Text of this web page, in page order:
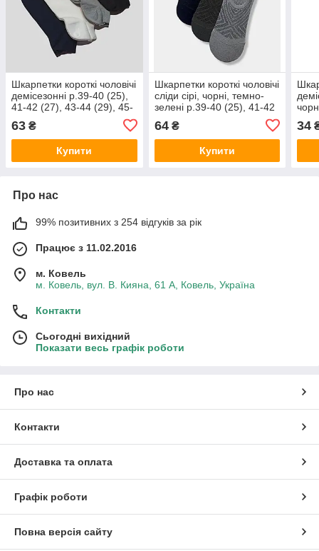
Шкарпетки короткі чоловічі
демісезонні р.39-40 (25),
41-42 (27), 43-44 (29), 45-
чорні Twinsocks
63 ₴
Купити
Шкарпетки короткі чоловічі
сліди сірі, чорні, темно-
зелені р.39-40 (25), 41-42
(27), 43-44 (29) Twinsocks
64₴
Купити
34
Про нас
99% позитивних з 254 відгуків за рік
Працює з 11.02.2016
м. Ковель
м. Ковель, вул. В. Кияна, 61 А, Ковель, Україна
Контакти
Сьогодні вихідний
Показати весь графік роботи
Про нас
Контакти
Доставка та оплата
Графік роботи
Повна версія сайту